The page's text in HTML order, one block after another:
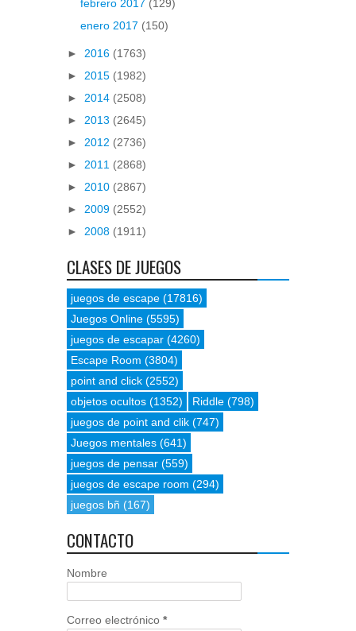
febrero 2017 (129)
enero 2017 (150)
► 2016 (1763)
► 2015 (1982)
► 2014 (2508)
► 2013 (2645)
► 2012 (2736)
► 2011 (2868)
► 2010 (2867)
► 2009 (2552)
► 2008 (1911)
CLASES DE JUEGOS
juegos de escape (17816)
Juegos Online (5595)
juegos de escapar (4260)
Escape Room (3804)
point and click (2552)
objetos ocultos (1352) Riddle (798)
juegos de point and clik (747)
Juegos mentales (641)
juegos de pensar (559)
juegos de escape room (294)
juegos bñ (167)
CONTACTO
Nombre
Correo electrónico *